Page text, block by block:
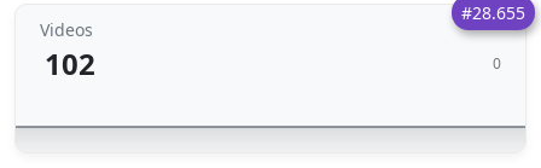
#28.655
Videos
102 0